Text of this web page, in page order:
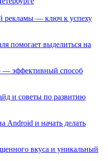
рекламы — ключ к успеху
помогает выделиться на
— эффективный способ
и советы по развитию
Android и начать делать
вкуса и уникальный